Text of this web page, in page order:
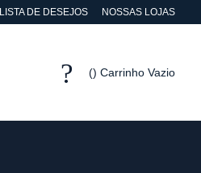
LISTA DE DESEJOS NOSSAS LOJAS
Carrinho Vazio